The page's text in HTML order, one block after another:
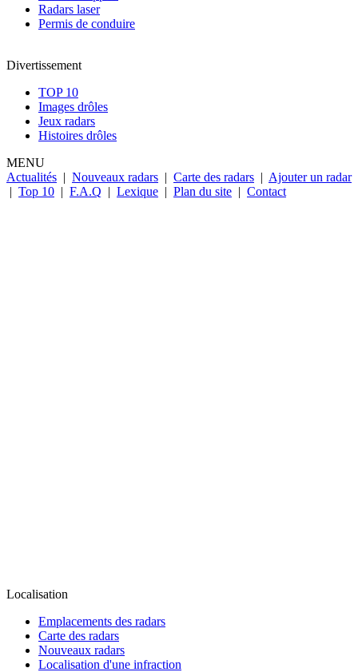
Radars laser
Permis de conduire
Divertissement
TOP 10
Images drôles
Jeux radars
Histoires drôles
MENU
Actualités | Nouveaux radars | Carte des radars | Ajouter un radar
| Top 10 | F.A.Q | Lexique | Plan du site | Contact
Localisation
Emplacements des radars
Carte des radars
Nouveaux radars
Localisation d'une infraction